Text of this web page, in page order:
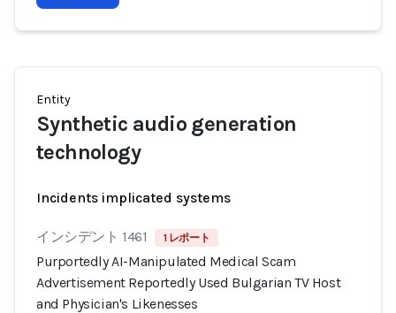
Entity
Synthetic audio generation
technology
Incidents implicated systems
インシデント 1461 1 レポート
Purportedly AI-Manipulated Medical Scam
Advertisement Reportedly Used Bulgarian TV Host
and Physician's Likenesses